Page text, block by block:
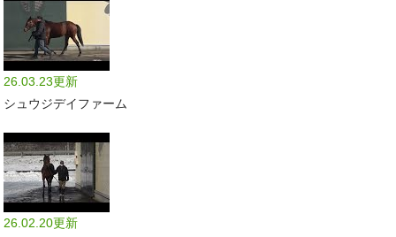
26.03.23更新
シュウジデイファーム
26.02.20更新